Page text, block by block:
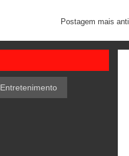
Postagem mais
Entretenimento